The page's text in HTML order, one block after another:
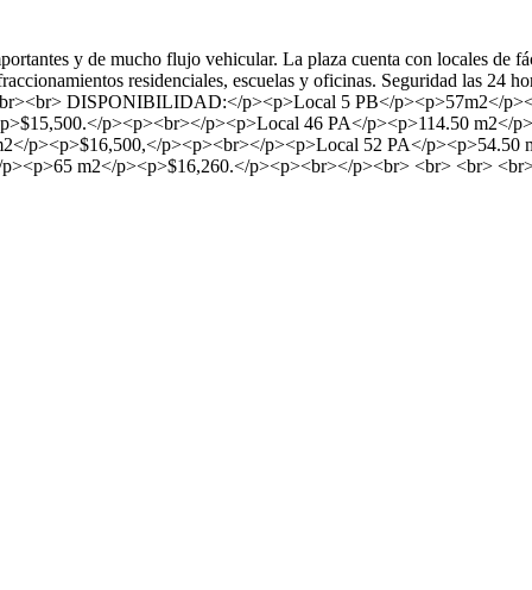
y de mucho flujo vehicular. La plaza cuenta con locales de
residenciales, escuelas y oficinas. Seguridad las 24
DISPONIBILIDAD:</p><p>Local 5 PB</p><p>57m2</
p><p><br></p><p>Local 46 PA</p><p>114.50 m2</
p><p>$16,500,</p><p><br></p><p>Local 52 PA</
m2</p><p>$16,260.</p><p><br></p><br> <br> <br>